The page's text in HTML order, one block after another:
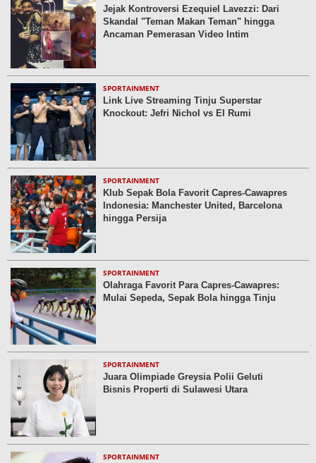
Jejak Kontroversi Ezequiel Lavezzi: Dari
Skandal "Teman Makan Teman" hingga
Ancaman Pemerasan Video Intim
SPORTAINMENT
Link Live Streaming Tinju Superstar
Knockout: Jefri Nichol vs El Rumi
SPORTAINMENT
Klub Sepak Bola Favorit Capres-Cawapres
Indonesia: Manchester United, Barcelona
hingga Persija
SPORTAINMENT
Olahraga Favorit Para Capres-Cawapres:
Mulai Sepeda, Sepak Bola hingga Tinju
SPORTAINMENT
Juara Olimpiade Greysia Polii Geluti
Bisnis Properti di Sulawesi Utara
SPORTAINMENT